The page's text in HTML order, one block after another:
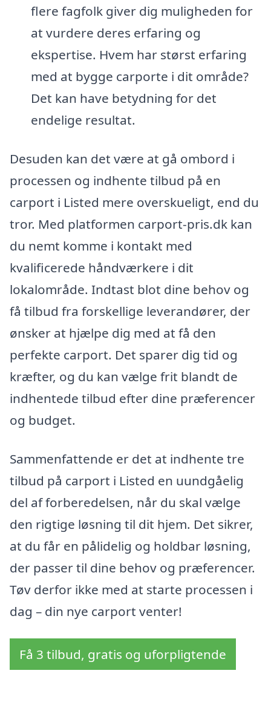
flere fagfolk giver dig muligheden for
at vurdere deres erfaring og
ekspertise. Hvem har størst erfaring
med at bygge carporte i dit område?
Det kan have betydning for det
endelige resultat.
Desuden kan det være at gå ombord i
processen og indhente tilbud på en
carport i Listed mere overskueligt, end du
tror. Med platformen carport-pris.dk kan
du nemt komme i kontakt med
kvalificerede håndværkere i dit
lokalområde. Indtast blot dine behov og
få tilbud fra forskellige leverandører, der
ønsker at hjælpe dig med at få den
perfekte carport. Det sparer dig tid og
kræfter, og du kan vælge frit blandt de
indhentede tilbud efter dine præferencer
og budget.
Sammenfattende er det at indhente tre
tilbud på carport i Listed en uundgåelig
del af forberedelsen, når du skal vælge
den rigtige løsning til dit hjem. Det sikrer,
at du får en pålidelig og holdbar løsning,
der passer til dine behov og præferencer.
Tøv derfor ikke med at starte processen i
dag – din nye carport venter!
Få 3 tilbud, gratis og uforpligtende